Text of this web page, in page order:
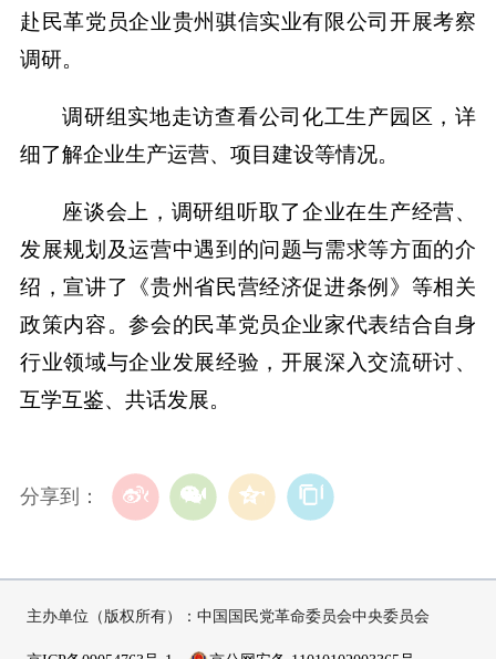
赴民革党员企业贵州骐信实业有限公司开展考察
调研。
调研组实地走访查看公司化工生产园区，详
细了解企业生产运营、项目建设等情况。
座谈会上，调研组听取了企业在生产经营、
发展规划及运营中遇到的问题与需求等方面的介
绍，宣讲了《贵州省民营经济促进条例》等相关
政策内容。参会的民革党员企业家代表结合自身
行业领域与企业发展经验，开展深入交流研讨、
互学互鉴、共话发展。
分享到：
主办单位（版权所有）：中国国民党革命委员会中央委员会